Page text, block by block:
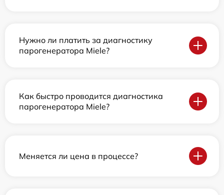
Нужно ли платить за диагностику
парогенератора Miele?
Как быстро проводится диагностика
парогенератора Miele?
Меняется ли цена в процессе?